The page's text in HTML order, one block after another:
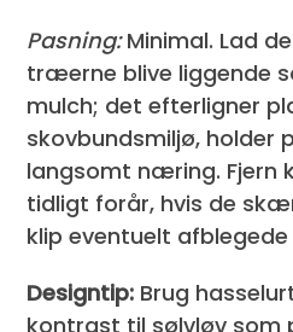
Pasning:Minimal. Lad
træerne blive liggende
mulch; det efterligner
skovbundsmiljø, holder
langsomt næring. Fjern
tidligt forår, hvis de
klip eventuelt
Designtip: Brug
kontrast til sølvløv